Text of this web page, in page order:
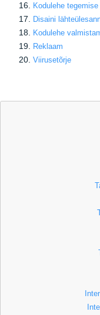
Kodulehe tegemise
Disaini
Kodulehe
Reklaam
Viirusetõrje